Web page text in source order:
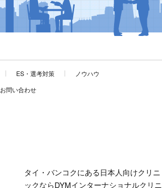
ES・選考対策
ノウハウ
お問い合わせ
タイ・バンコクにある日本人向けクリニ
ックならDYMインターナショナルクリニ